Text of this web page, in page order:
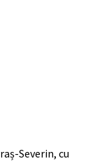
Severin, cu